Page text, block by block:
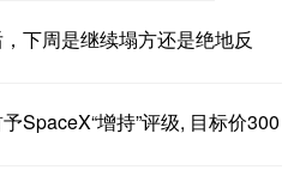
下周是继续塌方还是绝地反
SpaceX“增持”评级, 目标价300